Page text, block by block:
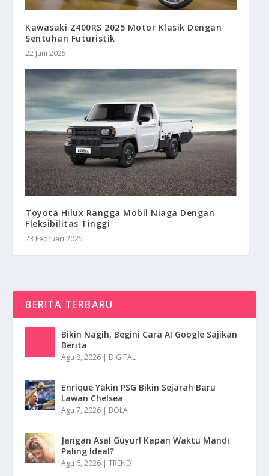
Kawasaki Z400RS 2025 Motor Klasik Dengan
Sentuhan Futuristik
22 Juni 2025
Toyota Hilux Rangga Mobil Niaga Dengan
Fleksibilitas Tinggi
23 Februari 2025
BERITA TERBARU
Bikin Nagih, Begini Cara AI Google Sajikan
Berita
Agu 8, 2026 | DIGITAL
Enrique Yakin PSG Bikin Sejarah Baru
Lawan Chelsea
Agu 7, 2026 | BOLA
Jangan Asal Guyur! Kapan Waktu Mandi
Paling Ideal?
Agu 6, 2026 |TREND